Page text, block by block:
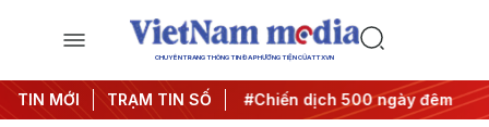
CHUYÊN TRANG THÔNG TIN ĐA PHƯƠNG TIỆN CỦA TTXVN
TIN MỚI TRẠM TIN SỐ
quyết thành hành động #Chiến dịch 500 ngày đêm